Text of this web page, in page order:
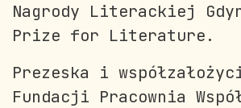
Nagrody Literackiej
Prize for Literature.
Prezeska i
Fundacji Pracownia